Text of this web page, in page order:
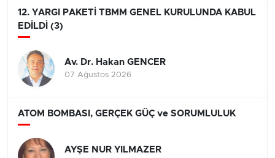
12. YARGI PAKETİ TBMM GENEL KURULUNDA KABUL
EDİLDİ (3)
Av. Dr. Hakan GENCER
07 Ağustos 2026
ATOM BOMBASI, GERÇEK GÜÇ ve SORUMLULUK
AYŞE NUR YILMAZER